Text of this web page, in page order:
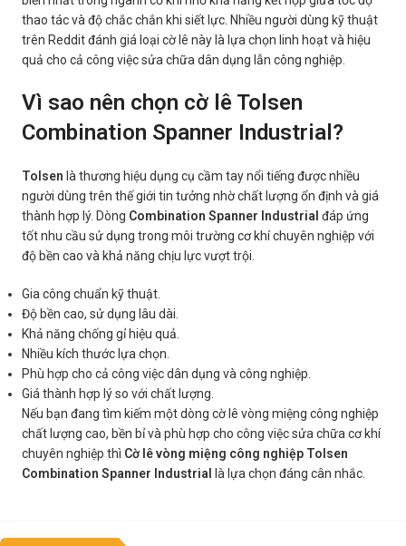
thao tác và độ chắc chắn khi siết lực. Nhiều người dùng kỹ thuật
trên Reddit đánh giá loại cờ lê này là lựa chọn linh hoạt và hiệu
quả cho cả công việc sửa chữa dân dụng lẫn công nghiệp.
Vì sao nên chọn cờ lê Tolsen
Combination Spanner Industrial?
Tolsen là thương hiệu dụng cụ cầm tay nổi tiếng được nhiều
người dùng trên thế giới tin tưởng nhờ chất lượng ổn định và giá
thành hợp lý. Dòng Combination Spanner Industrial đáp ứng
tốt nhu cầu sử dụng trong môi trường cơ khí chuyên nghiệp với
độ bền cao và khả năng chịu lực vượt trội.
Gia công chuẩn kỹ thuật.
Độ bền cao, sử dụng lâu dài.
Khả năng chống gỉ hiệu quả.
Nhiều kích thước lựa chọn.
Phù hợp cho cả công việc dân dụng và công nghiệp.
Giá thành hợp lý so với chất lượng.
Nếu bạn đang tìm kiếm một dòng cờ lê vòng miệng công nghiệp
chất lượng cao, bền bỉ và phù hợp cho công việc sửa chữa cơ khí
chuyên nghiệp thì Cờ lê vòng miệng công nghiệp Tolsen
Combination Spanner Industrial
là lựa chọn đáng cân nhắc.